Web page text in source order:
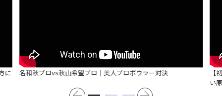
に 名和秋プロvs秋山希望プロ｜美人プロボウラー対決
【
い